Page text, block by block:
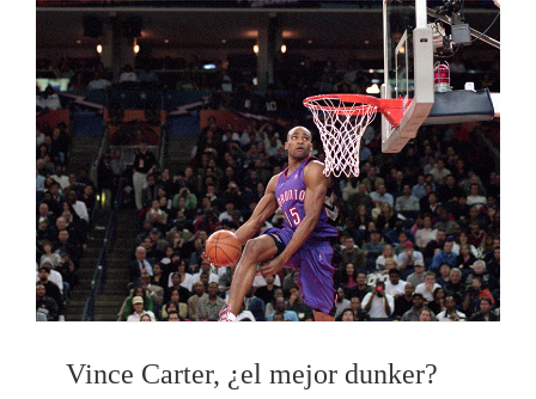
Vince Carter, ¿el mejor dunker?